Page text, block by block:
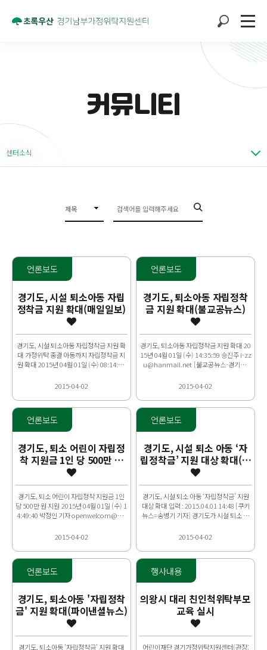
커뮤니티
센터소식
언론보도
경기도, 시설 퇴소아동 자립
정착금 지원 확대(매일일보)
경기도, 시설 퇴소아동 자립정착금 지원 확
대 가정위탁 종결 아동까지 자립정착금 지
원 확대 2015년 04월 01일 (수) 08:14:19
2015-04-02
언론보도
경기도, 퇴소아동 자립정착
금 지원 확대(불교공뉴스)
경기도, 퇴소아동 자립정착금 지원 확대 20
15년 04월 01일 (수) 14:35:59 승진주 i-zz
u@hanmail.net [불교공뉴스-경기도]
2015-04-02
언론보도
경기도, 퇴소 어린이 자립정
착 지원금 1인 당 500만 원
지원(웰페어뉴스)
경기도, 퇴소 어린이 자립정착 지원금 1인
당 500만 원 지원 2015년 04월 01일 (수) 1
4:49:40 박정인 기자 openwelcom@na
2015-04-02
언론보도
경기도, 시설 퇴소 아동 ‘자
립정착금’ 지원 대상 확대(쿠
키뉴스)
경기도, 시설 퇴소 아동 ‘자립정착금’ 지원
대상 확대 입력 : 2015.04.01 14:48 [쿠키
뉴스=송병기 기자] 경기도가 시설 퇴소 아
2015-04-02
언론보도
경기도, 퇴소아동 '자립정착
금' 지원 확대(파이낸셜뉴스)
경기도, 퇴소아동 '자립정착금' 지원 확대
행사내용
의왕시 대리 친인척위탁부모
교육 실시
어린이재단 경기가정위탁지원센터(관장: